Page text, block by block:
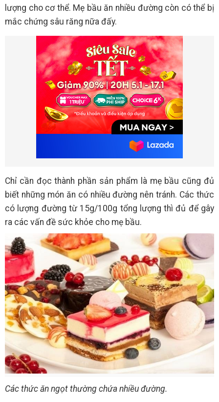
lượng cho cơ thể. Mẹ bầu ăn nhiều đường còn có thể bị
mắc chứng sâu răng nữa đấy.
Chỉ cần đọc thành phần sản phẩm là mẹ bầu cũng đủ
biết những món ăn có nhiều đường nên tránh. Các thức
có lượng đường từ 15g/100g tổng lượng thì đủ để gây
ra các vấn đề sức khỏe cho mẹ bầu.
Các thức ăn ngọt thường chứa nhiều đường.